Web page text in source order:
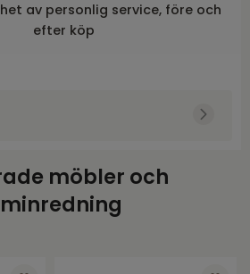
av personlig service, före och
efter köp
möbler och